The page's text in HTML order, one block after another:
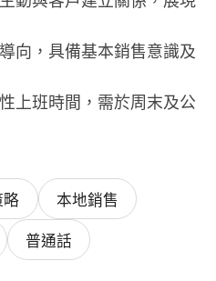
向，具備基本銷售意識及
上班時間，需於周末及公
略
本地銷售
普通話